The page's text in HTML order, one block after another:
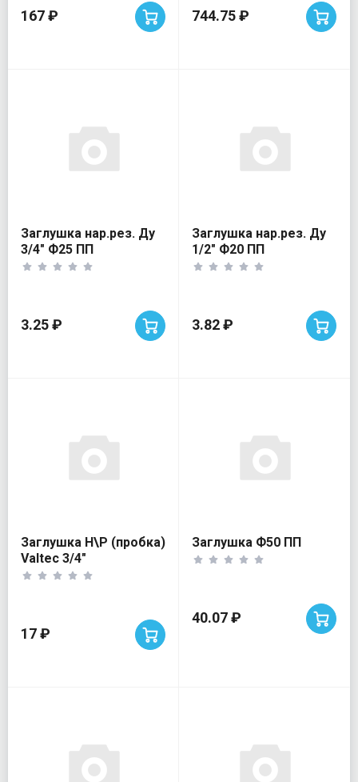
167 ₽ 744.75 ₽
Заглушка нар.рез. Ду
3/4" Ф25 ПП
3.25 ₽
Заглушка нар.рез. Ду
1/2" Ф20 ПП
3.82 ₽
Заглушка Н\Р (пробка)
Valtec 3/4"
17 ₽
Заглушка Ф50 ПП
40.07 ₽